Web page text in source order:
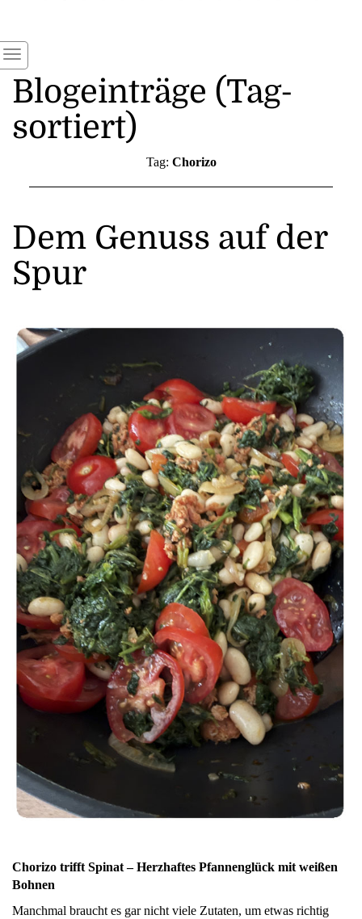
Blogeinträge (Tag-
sortiert)
Tag: Chorizo
Dem Genuss auf der
Spur
Chorizo trifft Spinat – Herzhaftes Pfannenglück mit weißen
Bohnen
Manchmal braucht es gar nicht viele Zutaten, um etwas richtig